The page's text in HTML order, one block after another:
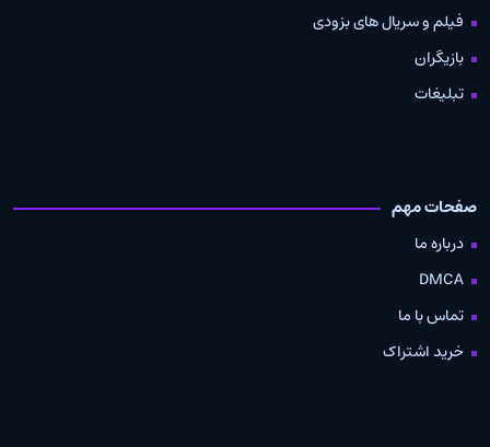
فیلم و سریال های بزودی
بازیگران
تبلیغات
صفحات مهم
درباره ما
DMCA
تماس با ما
خرید اشتراک